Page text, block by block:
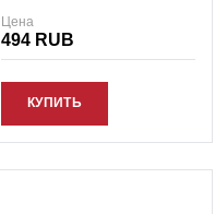
Цена
494 RUB
КУПИТЬ